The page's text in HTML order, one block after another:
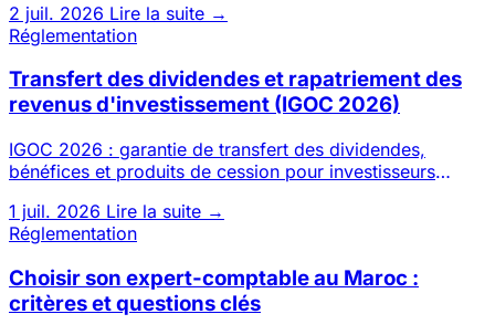
2 juil. 2026 Lire la suite →
Réglementation
Transfert des dividendes et rapatriement des
revenus d'investissement (IGOC 2026)
IGOC 2026 : garantie de transfert des dividendes,
bénéfices et produits de cession pour investisseurs
1 juil. 2026 Lire la suite →
Réglementation
Choisir son expert-comptable au Maroc :
critères et questions clés